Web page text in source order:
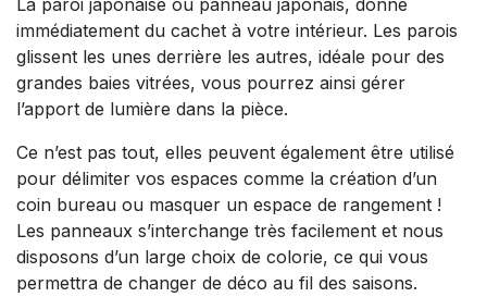
immédiatement du cachet à votre intérieur. Les parois
glissent les unes derrière les autres, idéale pour des
grandes baies vitrées, vous pourrez ainsi gérer
l’apport de lumière dans la pièce.
Ce n’est pas tout, elles peuvent également être utilisé
pour délimiter vos espaces comme la création d’un
coin bureau ou masquer un espace de rangement !
Les panneaux s’interchange très facilement et nous
disposons d’un large choix de colorie, ce qui vous
permettra de changer de déco au fil des saisons.